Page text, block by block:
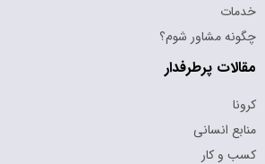
خدمات
چگونه مشاور شوم؟
مقالات پرطرفدار
کرونا
منابع انسانی
کسب و کار